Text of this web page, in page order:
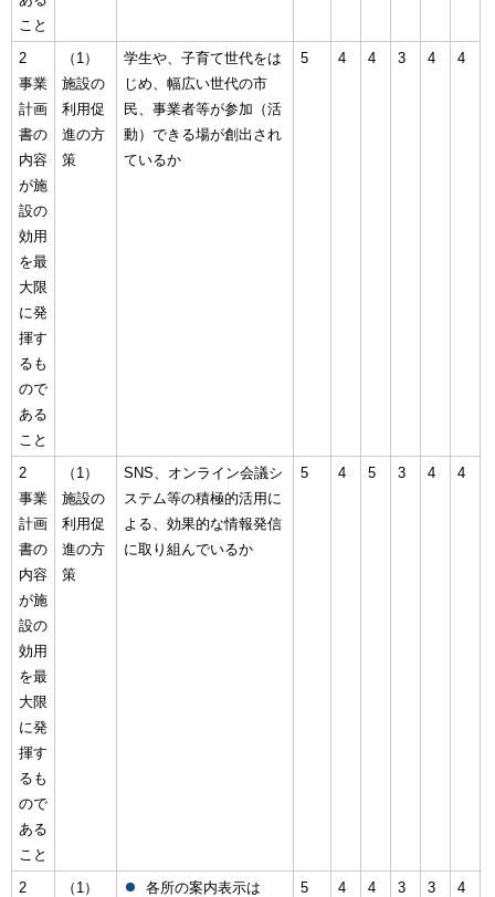
こと
2
事業
計画
書の
内容
が施
設の
効用
を最
大限
に発
揮す
るも
ので
ある
こと
（1）
施設の
利用促
進の方
策
学生や、子育て世代をは
じめ、幅広い世代の市
民、事業者等が参加（活
動）できる場が創出され
ているか
5 4 4 3 4 4
2
事業
計画
書の
内容
が施
設の
効用
を最
大限
に発
揮す
るも
ので
ある
こと
（1）
施設の
利用促
進の方
策
SNS、オンライン会議シ
ステム等の積極的活用に
よる、効果的な情報発信
に取り組んでいるか
5 4 5 3 4 4
2
（1）
各所の案内表示は
5 4 4 3 3 4